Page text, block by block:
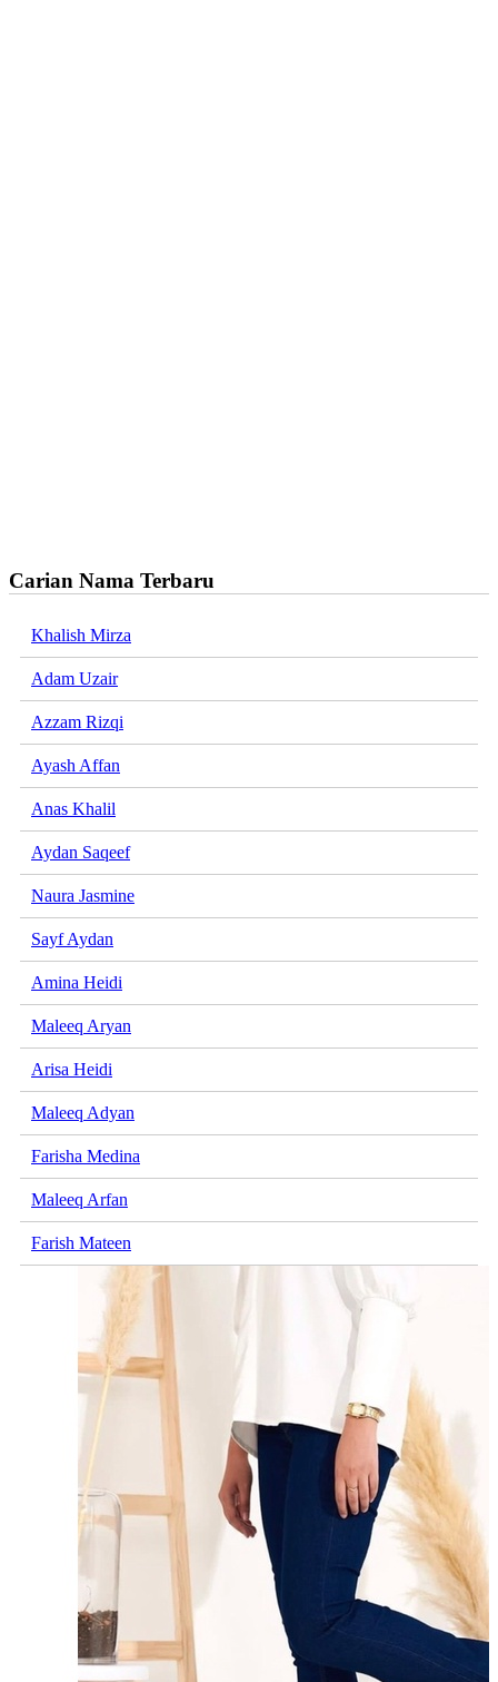
Carian Nama Terbaru
Khalish Mirza
Adam Uzair
Azzam Rizqi
Ayash Affan
Anas Khalil
Aydan Saqeef
Naura Jasmine
Sayf Aydan
Amina Heidi
Maleeq Aryan
Arisa Heidi
Maleeq Adyan
Farisha Medina
Maleeq Arfan
Farish Mateen